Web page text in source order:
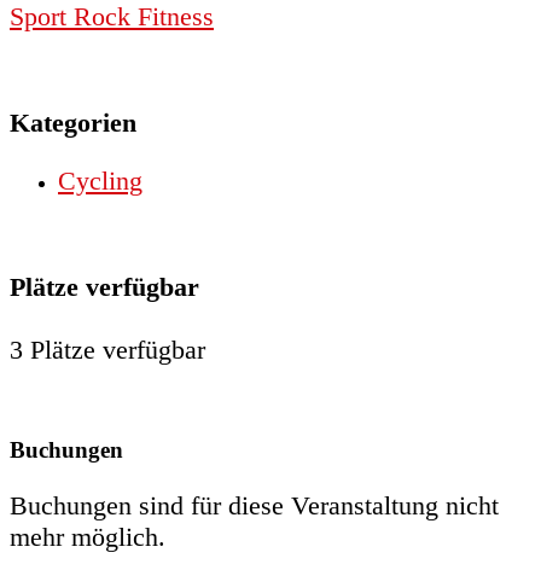
Sport Rock Fitness
Kategorien
Cycling
Plätze verfügbar
3 Plätze verfügbar
Buchungen
Buchungen sind für diese Veranstaltung nicht
mehr möglich.